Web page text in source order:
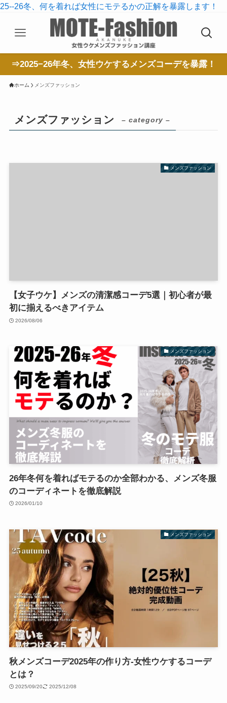
25--26冬、何を着れば女性にモテるかの正解を暴露します！
⇒2025−26年冬、女性ウケするメンズコーデを暴露！
ホーム メンズファッション
メンズファッション – category –
メンズファッション
【女子ウケ】メンズの清潔感コーデ5選｜初心者が最
初に揃えるべきアイテム
2026/08/06
メンズファッション
26年冬何を着ればモテるのか全部わかる、メンズ冬服
のコーディネートを徹底解説
2026/01/10
メンズファッション
秋メンズコーデ2025年の作り方-女性ウケするコーデ
とは？
2025/09/20 2025/12/08